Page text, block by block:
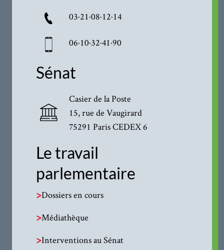
03·21·08·12·14
06·10·32·41·90
Sénat
Casier de la Poste
15, rue de Vaugirard
75291 Paris CEDEX 6
Le travail
parlementaire
>Dossiers en cours
>Médiathèque
>Interventions au Sénat